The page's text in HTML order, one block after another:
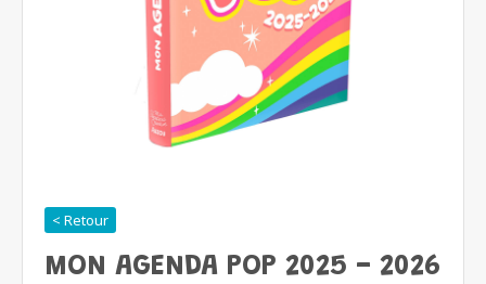
< Retour
MON AGENDA POP 2025 - 2026